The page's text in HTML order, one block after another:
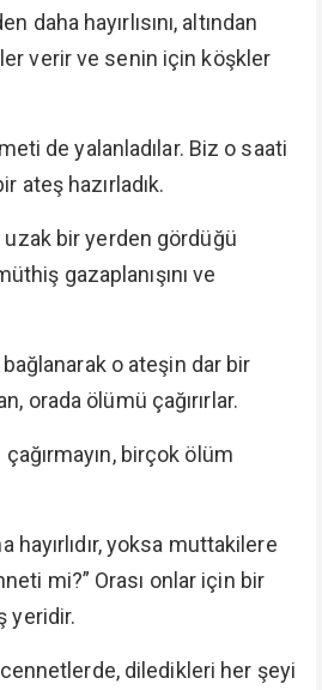
daha hayırlısını, altından
verir ve senin için köşkler
de yalanladılar. Biz o saati
ateş hazırladık.
uzak bir yerden gördüğü
gazaplanışını ve
o ateşin dar bir
orada ölümü çağırırlar.
birçok ölüm
hayırlıdır, yoksa muttakilere
mi?” Orası onlar için bir
yeridir.
cennetlerde, diledikleri her şeyi